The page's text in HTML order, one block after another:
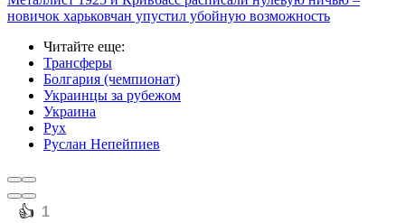
новичок харьковчан упустил убойную возможность
Читайте еще:
Трансферы
Болгария (чемпионат)
Украинцы за рубежом
Украина
Рух
Руслан Непейпиев
️👍 1